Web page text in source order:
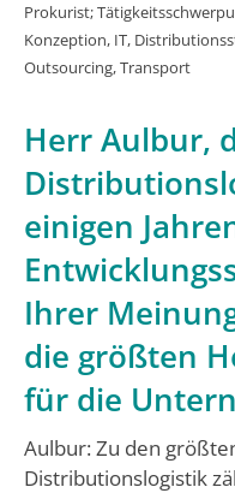
Prokurist;
Konzeption, IT,
Outsourcing, Transport
Herr Aulbur,
einigen
Ihrer
die größten
für die
Aulbur: Zu den
Distributionslogistik